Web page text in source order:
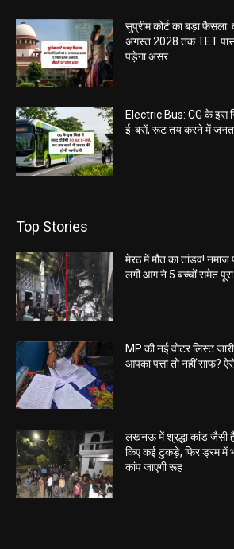
सुप्रीम कोर्ट का बड़ा फैसला:
अगस्त 2028 तक TET पास
पड़ेगा असर
Electric Bus: CG के इस
ई-बसें, रूट तय करने में जनता
Top Stories
मेरठ में मौत का तांडव! नमाज
लगी आग ने 5 बच्चों समेत पूरा
MP की नई वोटर लिस्ट
आपका पत्ता तो नहीं साफ?
लखनऊ में श्रद्धा कांड जैसी
किए कई टुकड़े, फिर ड्रम में
कांप जाएगी रूह